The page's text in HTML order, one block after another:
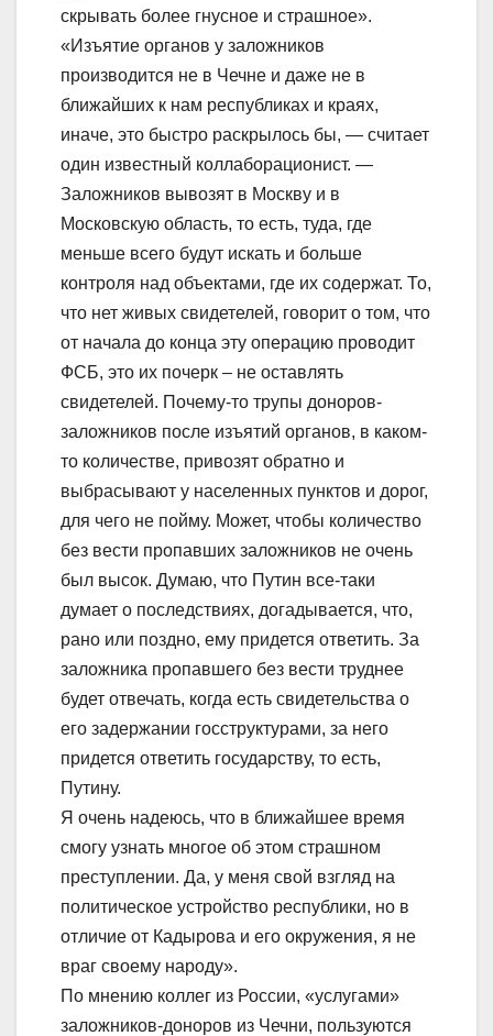
скрывать более гнусное и страшное».
«Изъятие органов у заложников
производится не в Чечне и даже не в
ближайших к нам республиках и краях,
иначе, это быстро раскрылось бы, — считает
один известный коллаборационист. —
Заложников вывозят в Москву и в
Московскую область, то есть, туда, где
меньше всего будут искать и больше
контроля над объектами, где их содержат. То,
что нет живых свидетелей, говорит о том, что
от начала до конца эту операцию проводит
ФСБ, это их почерк – не оставлять
свидетелей. Почему-то трупы доноров-
заложников после изъятий органов, в каком-
то количестве, привозят обратно и
выбрасывают у населенных пунктов и дорог,
для чего не пойму. Может, чтобы количество
без вести пропавших заложников не очень
был высок. Думаю, что Путин все-таки
думает о последствиях, догадывается, что,
рано или поздно, ему придется ответить. За
заложника пропавшего без вести труднее
будет отвечать, когда есть свидетельства о
его задержании госструктурами, за него
придется ответить государству, то есть,
Путину.
Я очень надеюсь, что в ближайшее время
смогу узнать многое об этом страшном
преступлении. Да, у меня свой взгляд на
политическое устройство республики, но в
отличие от Кадырова и его окружения, я не
враг своему народу».
По мнению коллег из России, «услугами»
заложников-доноров из Чечни, пользуются